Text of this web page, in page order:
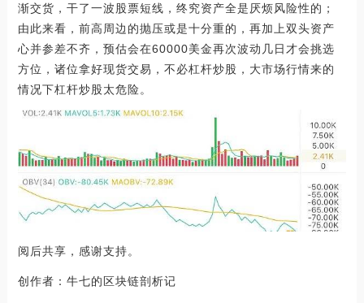
渐交货，干了一波股票短线，终究资产全是厌烦风险性的；
由此来看，前高周边的抛压或是十分重的，再加上双头资产
心并参差不齐，预估会在60000美金再次波动几日才会挑选
方位，诸位拿好现货交易，不必杠杆炒股，大市场行情来的
情况下杠杆炒股太危险。
阅后共享，感谢支持。
创作者：牛七的区块链剖析记